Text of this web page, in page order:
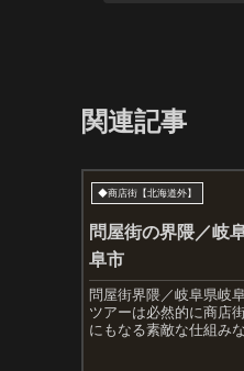
関連記事
◆商店街【北海道外】
問屋街の界隈／岐
阜市
問屋街界隈／岐阜県岐
ツアーは必然的に商店
にもなる素敵な仕組み